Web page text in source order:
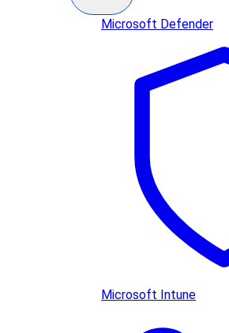
Microsoft Defender
Microsoft Intune